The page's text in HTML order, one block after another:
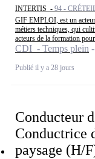
INTERTIS - 94 -
GIF EMPLOI, est un
métiers techniques, qui
acteurs de la formation pour
CDI - Temps plein
Publié il y a 28 jours
Conducteur
Conductrice
paysage (H/